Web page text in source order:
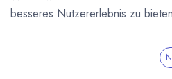
DIESEN BEITRAG TEILEN
besseres Nutzererlebnis zu